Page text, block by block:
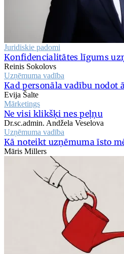
Juridiskie padomi
Konfidencialitātes līgums
Reinis Sokolovs
Uzņēmuma vadība
Kad personāla vadību nodot
Evija Šalte
Mārketings
Ne visi klikšķi nes peļņu
Dr.sc.admin. Andžela Veselova
Uzņēmuma vadība
Kā noteikt uzņēmuma īsto
Māris Millers